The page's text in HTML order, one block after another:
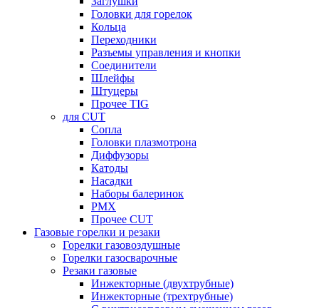
Головки для горелок
Кольца
Переходники
Разъемы управления и кнопки
Соединители
Шлейфы
Штуцеры
Прочее TIG
для CUT
Сопла
Головки плазмотрона
Диффузоры
Катоды
Насадки
Наборы балеринок
PMX
Прочее CUT
Газовые горелки и резаки
Горелки газовоздушные
Горелки газосварочные
Резаки газовые
Инжекторные (двухтрубные)
Инжекторные (трехтрубные)